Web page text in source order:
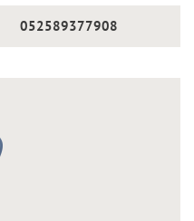
052589377908